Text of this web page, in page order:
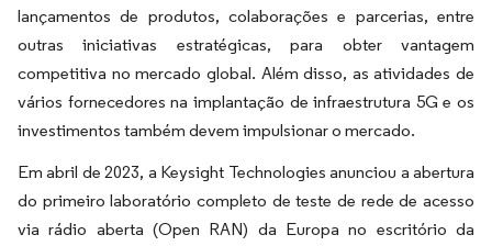
lançamentos de produtos, colaborações e parcerias, entre
outras iniciativas estratégicas, para obter vantagem
competitiva no mercado global. Além disso, as atividades de
vários fornecedores na implantação de infraestrutura 5G e os
investimentos também devem impulsionar o mercado.
Em abril de 2023, a Keysight Technologies anunciou a abertura
do primeiro laboratório completo de teste de rede de acesso
via rádio aberta (Open RAN) da Europa no escritório da